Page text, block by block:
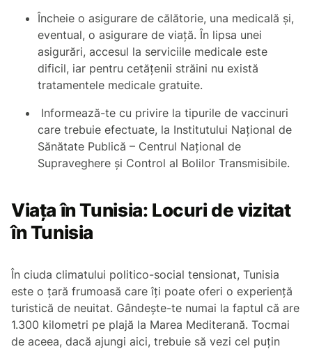
Încheie o asigurare de călătorie, una medicală şi,
eventual, o asigurare de viaţă. În lipsa unei
asigurări, accesul la serviciile medicale este
dificil, iar pentru cetățenii străini nu există
tratamentele medicale gratuite.
Informează-te cu privire la tipurile de vaccinuri
care trebuie efectuate, la Institutului Naţional de
Sănătate Publică – Centrul Naţional de
Supraveghere şi Control al Bolilor Transmisibile.
Viața în Tunisia: Locuri de vizitat
în Tunisia
În ciuda climatului politico-social tensionat, Tunisia
este o țară frumoasă care îți poate oferi o experiență
turistică de neuitat. Gândește-te numai la faptul că are
1.300 kilometri pe plajă la Marea Mediterană. Tocmai
de aceea, dacă ajungi aici, trebuie să vezi cel puțin